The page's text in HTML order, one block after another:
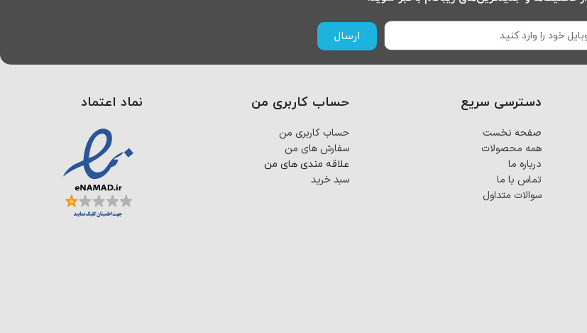
ارسال
دسترسی سریع
صفحه نخست
همه محصولات
درباره ما
تماس با ما
سوالات متداول
حساب کاربری من
حساب کاربری من
سفارش های من
علاقه مندی های من
سبد خرید
نماد اعتماد